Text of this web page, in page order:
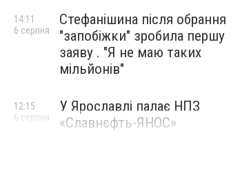
Стефанішина після обрання
"запобіжки" зробила першу
заяву . "Я не маю таких
мільйонів"
14:11
6 серпня
У Ярославлі палає НПЗ
«Славнєфть-ЯНОС»
12:15
6 серпня